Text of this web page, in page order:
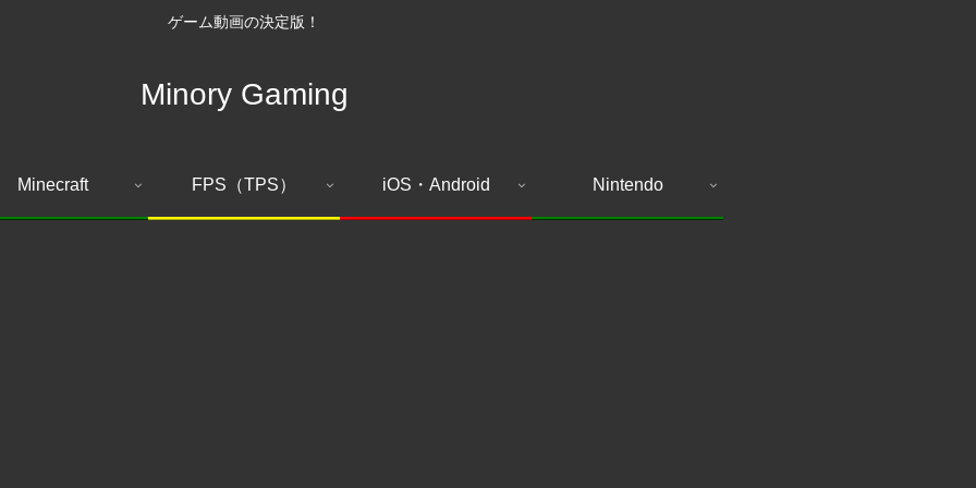
ゲーム動画の決定版！
Minory Gaming
Minecraft FPS（TPS） iOS・Android Nintendo